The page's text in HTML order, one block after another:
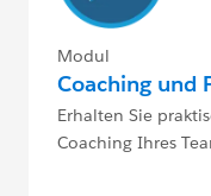
Modul
Coaching und
Erhalten Sie
Coaching Ihres